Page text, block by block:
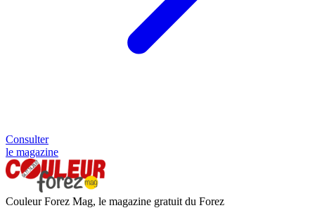
Consulter
le magazine
Couleur Forez Mag, le magazine gratuit du Forez